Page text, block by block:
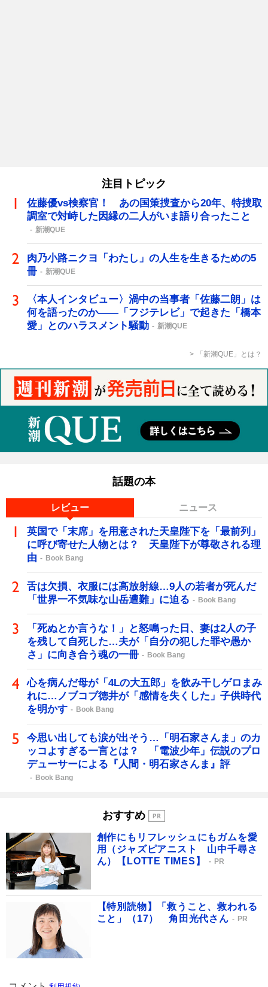
注目トピック
佐藤優vs検察官！ あの国策捜査から20年、特捜取
調室で対峙した因縁の二人がいま語り合ったこと
新潮QUE
肉乃小路ニクヨ「わたし」の人生を生きるための5
冊
新潮QUE
〈本人インタビュー〉渦中の当事者「佐藤二朗」は
何を語ったのか――「フジテレビ」で起きた「橋本
愛」とのハラスメント騒動
新潮QUE
「新潮QUE」とは？
話題の本
レビュー ニュース
英国で「末席」を用意された天皇陛下を「最前列」
に呼び寄せた人物とは？ 天皇陛下が尊敬される理
由
Book Bang
舌は欠損、衣服には高放射線…9人の若者が死んだ
「世界一不気味な山岳遭難」に迫る
Book Bang
「死ぬとか言うな！」と怒鳴った日、妻は2人の子
を残して自死した…夫が「自分の犯した罪や愚か
さ」に向き合う魂の一冊
Book Bang
心を病んだ母が「4Lの大五郎」を飲み干しゲロまみ
れに…ノブコブ徳井が「感情を失くした」子供時代
を明かす
Book Bang
今思い出しても涙が出そう…「明石家さんま」のカ
ッコよすぎる一言とは？ 「電波少年」伝説のプロ
デューサーによる『人間・明石家さんま』評
Book Bang
おすすめ
創作にもリフレッシュにもガムを愛
用（ジャズピアニスト 山中千尋さ
ん）【LOTTE TIMES】
PR
【特別読物】「救うこと、救われる
こと」（17） 角田光代さん
PR